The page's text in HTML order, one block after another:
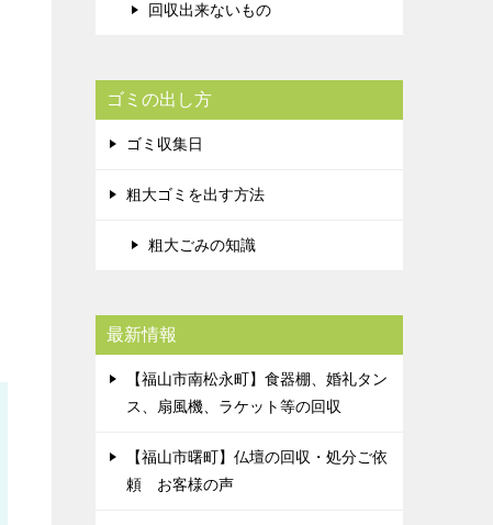
回収出来ないもの
ゴミの出し方
ゴミ収集日
粗大ゴミを出す方法
粗大ごみの知識
最新情報
【福山市南松永町】食器棚、婚礼タン
ス、扇風機、ラケット等の回収
【福山市曙町】仏壇の回収・処分ご依
頼 お客様の声